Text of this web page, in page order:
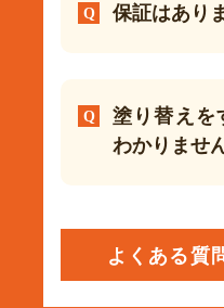
保証はあり
塗り替えを
わかりません
よくある質